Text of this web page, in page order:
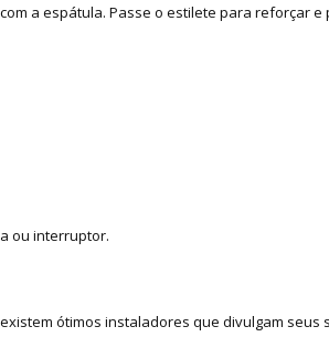
a espátula. Passe o estilete para reforçar e
ou interruptor.
ótimos instaladores que divulgam seus